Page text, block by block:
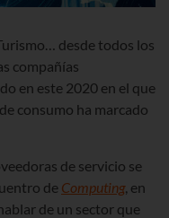
desde todos los
compañías
en este 2020 en el que
consumo ha marcado
de servicio se
de Computing, en
de un sector que